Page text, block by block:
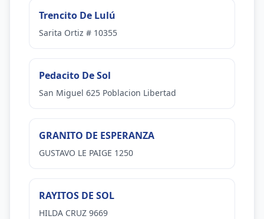
Trencito De Lulú
Sarita Ortiz # 10355
Pedacito De Sol
San Miguel 625 Poblacion Libertad
GRANITO DE ESPERANZA
GUSTAVO LE PAIGE 1250
RAYITOS DE SOL
HILDA CRUZ 9669